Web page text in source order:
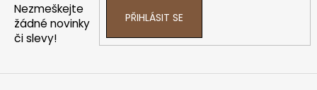
Nezmeškejte
žádné novinky
či slevy!
PŘIHLÁSIT SE